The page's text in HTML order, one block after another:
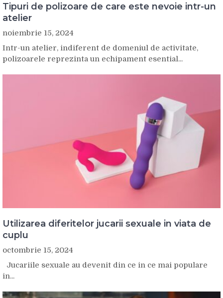
Tipuri de polizoare de care este nevoie intr-un
atelier
noiembrie 15, 2024
Intr-un atelier, indiferent de domeniul de activitate,
polizoarele reprezinta un echipament esential...
Utilizarea diferitelor jucarii sexuale in viata de
cuplu
octombrie 15, 2024
Jucariile sexuale au devenit din ce in ce mai populare
in...